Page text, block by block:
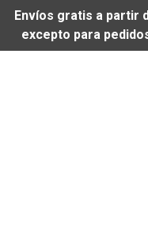
Envíos gratis a partir
excepto para